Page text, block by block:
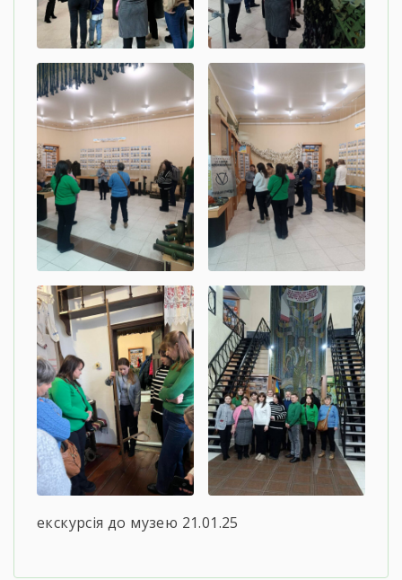
екскурсія до музею 21.01.25